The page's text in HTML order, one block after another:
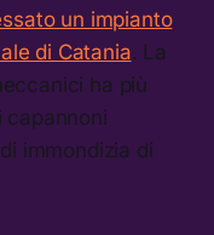
un impianto
di Catania. La
ha più
capannoni
immondizia di